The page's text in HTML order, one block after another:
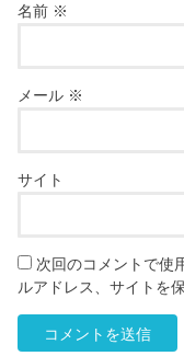
名前 ※
メール ※
サイト
次回のコメントで使
ルアドレス、サイトを